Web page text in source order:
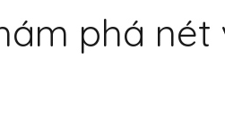
phá